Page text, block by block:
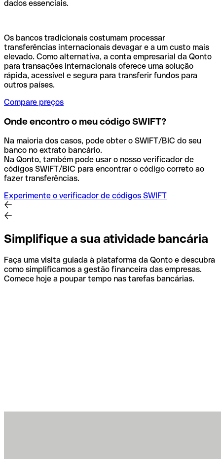
dados essenciais.
Os bancos tradicionais costumam processar
transferências internacionais devagar e a um custo mais
elevado. Como alternativa, a conta empresarial da Qonto
para transações internacionais oferece uma solução
rápida, acessível e segura para transferir fundos para
outros países.
Compare preços
Onde encontro o meu código SWIFT?
Na maioria dos casos, pode obter o SWIFT/BIC do seu
banco no extrato bancário.
Na Qonto, também pode usar o nosso verificador de
códigos SWIFT/BIC para encontrar o código correto ao
fazer transferências.
Experimente o verificador de códigos SWIFT
Simplifique a sua atividade bancária
Faça uma visita guiada à plataforma da Qonto e descubra
como simplificamos a gestão financeira das empresas.
Comece hoje a poupar tempo nas tarefas bancárias.